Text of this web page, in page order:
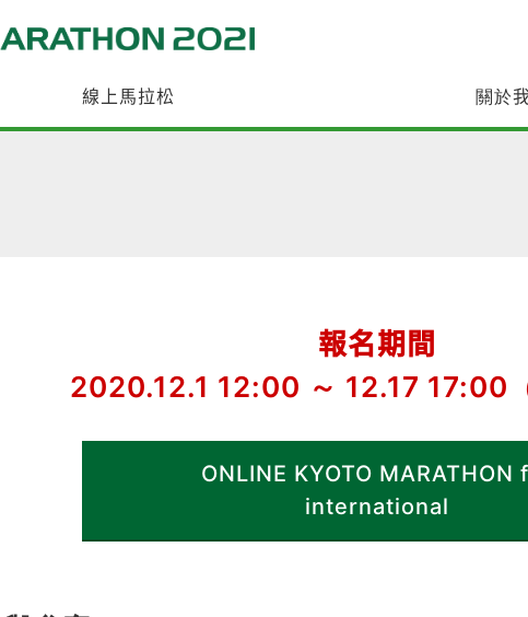
線上馬拉松 關於
報名期間
2020.12.1 12:00 ～ 12.17 17:00
ONLINE KYOTO MARATHON
international